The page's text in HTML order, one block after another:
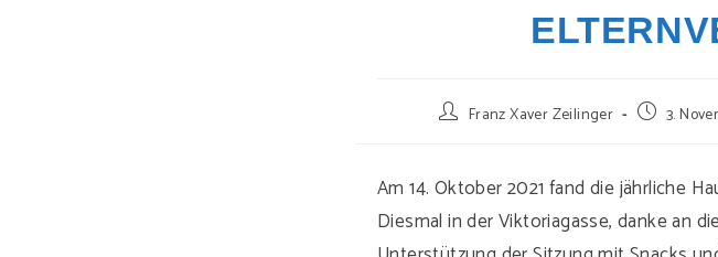
Beitrags-Franz Xaver Zeilinger
Beitrag
3.
Am 14. Oktober 2021 fand die jährliche
Diesmal in der Viktoriagasse, danke an